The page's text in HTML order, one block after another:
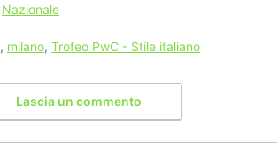
Nazionale
, milano, Trofeo PwC - Stile italiano
Lascia un commento